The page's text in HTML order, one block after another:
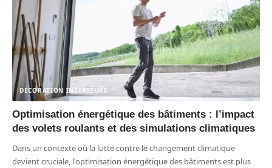
DÉCORATION INTERIEURE
Optimisation énergétique des bâtiments : l’impact
des volets roulants et des simulations climatiques
Dans un contexte où la lutte contre le changement climatique
devient cruciale, l'optimisation énergétique des bâtiments est plus